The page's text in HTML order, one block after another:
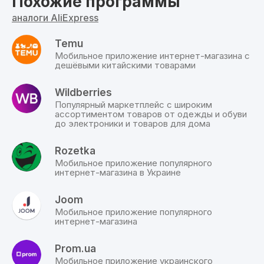
аналоги AliExpress
Temu
Мобильное приложение интернет-магазина с
дешёвыми китайскими товарами
Wildberries
Популярный маркетплейс с широким
ассортиментом товаров от одежды и обуви
до электроники и товаров для дома
Rozetka
Мобильное приложение популярного
интернет-магазина в Украине
Joom
Мобильное приложение популярного
интернет-магазина
Prom.ua
Мобильное приложение украинского